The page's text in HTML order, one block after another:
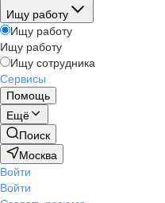
Ищу работу
Ищу работу
Ищу работу
Ищу сотрудника
Сервисы
Помощь
Ещё
Поиск
Москва
Войти
Войти